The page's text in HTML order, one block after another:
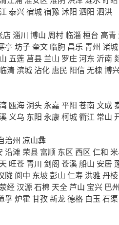
泰兴宿城宿豫 沭阳 泗阳 泗洪
店 淄川 博山 周村 临淄 桓台 高青
亭 坊子奎文 临朐 昌乐 青州 诸城
五莲 莒县 兰山 罗庄河东 沂南
临清滨城 沾化 惠民 阳信无棣博
瓯海洞头 永嘉 平阳 苍南 文成
义乌 东阳 永康柯城衢江 常山
治州 凉山彝
沿滩 荣县 富顺 东区 西区 仁和
旺苍 青川 剑阁 苍溪船山 安居
陇 阆中 东坡彭山 仁寿 洪雅丹棱
荥经汉源石棉 天全 芦山 宝兴 巴州
孚炉霍 甘孜新龙德格 白玉 石渠